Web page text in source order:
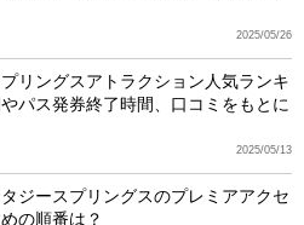
2025/05/26
リングスアトラクション人気ランキ
パス発券終了時間、口コミをもとに
2025/05/13
タジースプリングスのプレミアアクセ
の順番は？